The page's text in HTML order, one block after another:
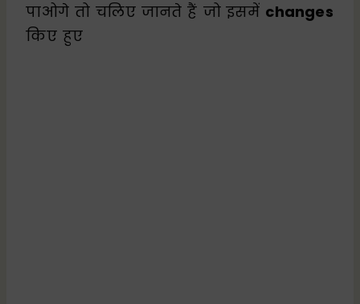
पाओगे तो चलिए जानते हैं जो इसमें changes
किए हुए